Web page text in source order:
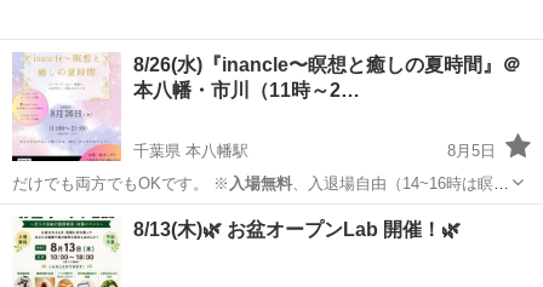
8/26(水)『inancle〜瞑想と癒しの夏時間』＠
本八幡・市川（11時～2…
千葉県 本八幡駅
8月5日
だけでも両方でもOKです。 ※ 入場無料、入退場自由（14~16時は瞑想
会の…
千葉 市川市 本八幡駅 その他 ヒーリング
8/13(木)🌿 お盆オープンLab 開催！🌿